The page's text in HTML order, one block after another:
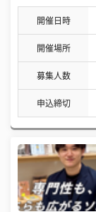
開催日時
開催場所
募集人数
申込締切